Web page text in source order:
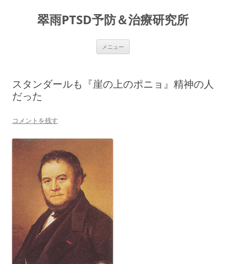
翠雨PTSD予防＆治療研究所
メニュー
スタンダールも『崖の上のポニョ』精神の人
だった
コメントを残す